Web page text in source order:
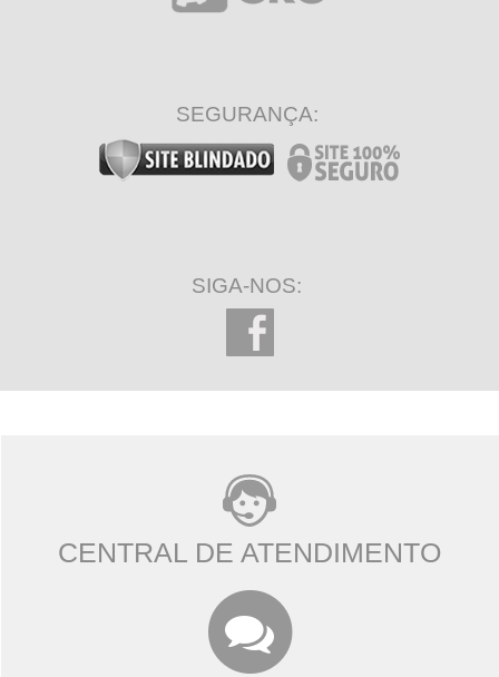
SEGURANÇA:
SIGA-NOS:
CENTRAL DE ATENDIMENTO